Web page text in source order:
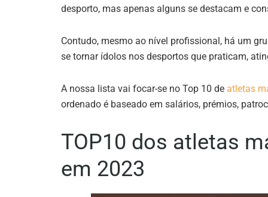
desporto, mas apenas alguns se destacam e
Contudo, mesmo ao nível profissional, há um
se tornar ídolos nos desportos que praticam,
A nossa lista vai focar-se no Top 10 de atletas
ordenado é baseado em salários, prémios,
TOP10 dos atletas
em 2023